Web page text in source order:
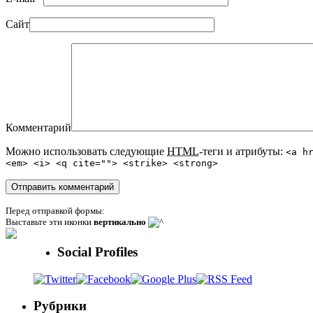
Сайт
Комментарий
Можно использовать следующие HTML-теги и атрибуты: <a
<em> <i> <q cite=""> <strike> <strong>
Перед отправкой формы:
Выставьте эти иконки вертикально
Social Profiles
Рубрики